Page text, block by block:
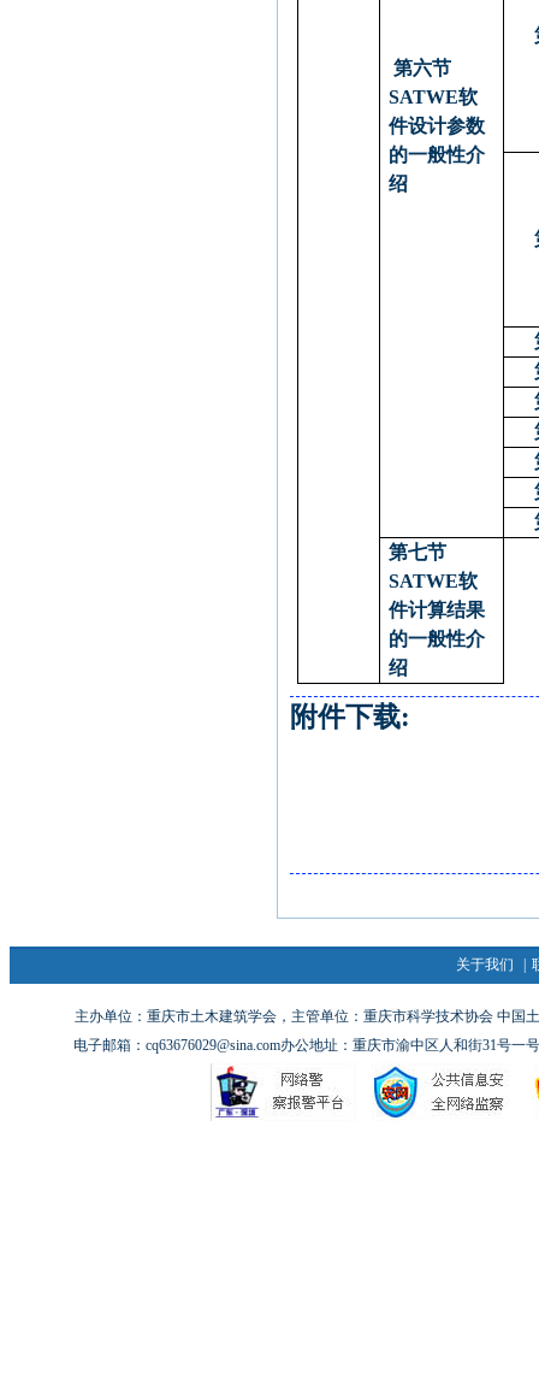
第六节
SATWE软
件设计参数
的一般性介
绍
第七节
SATWE软
件计算结果
的一般性介
绍
附件下载:
关于我们
主办单位：重庆市土木建筑学会，主管单位：重庆市科学技术协会 中国
电子邮箱：cq63676029@sina.com办公地址：重庆市渝中区人和街31号一